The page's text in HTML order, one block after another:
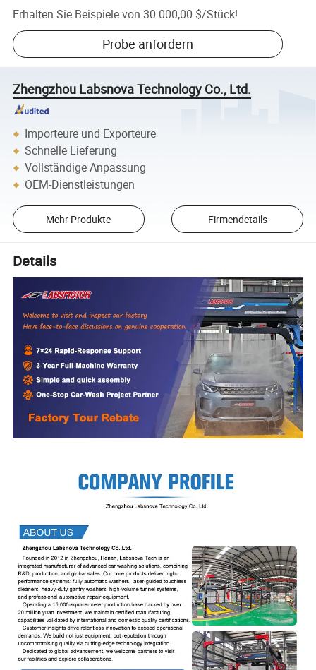
Erhalten Sie Beispiele von 30.000,00 $/Stück!
Probe anfordern
Zhengzhou Labsnova Technology Co., Ltd.
Importeure und Exporteure
Schnelle Lieferung
Vollständige Anpassung
OEM-Dienstleistungen
Mehr Produkte Firmendetails
Details